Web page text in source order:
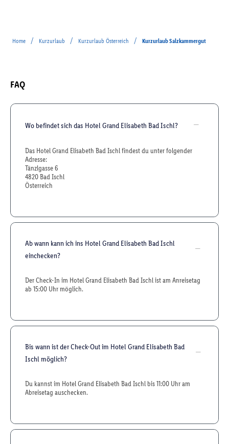
Home / Kurzurlaub / Kurzurlaub Österreich / Kurzurlaub Salzkammergut
FAQ
Wo befindet sich das Hotel Grand Elisabeth Bad Ischl?
Das Hotel Grand Elisabeth Bad Ischl findest du unter folgender
Adresse:
Tänzlgasse 6
4820 Bad Ischl
Österreich
Ab wann kann ich ins Hotel Grand Elisabeth Bad Ischl
einchecken?
Der Check-In im Hotel Grand Elisabeth Bad Ischl ist am Anreisetag
ab 15:00 Uhr möglich.
Bis wann ist der Check-Out im Hotel Grand Elisabeth Bad
Ischl möglich?
Du kannst im Hotel Grand Elisabeth Bad Ischl bis 11:00 Uhr am
Abreisetag auschecken.